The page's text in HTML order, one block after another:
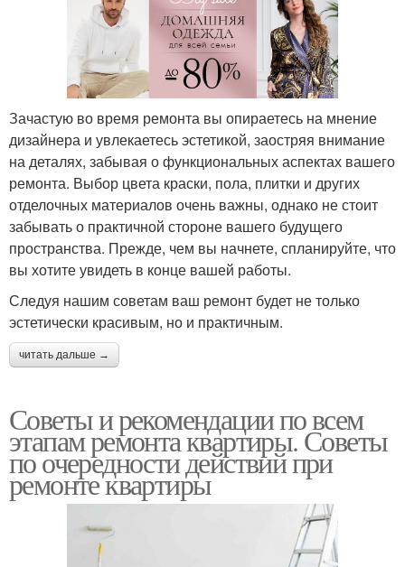
Зачастую во время ремонта вы опираетесь на мнение
дизайнера и увлекаетесь эстетикой, заостряя внимание
на деталях, забывая о функциональных аспектах вашего
ремонта. Выбор цвета краски, пола, плитки и других
отделочных материалов очень важны, однако не стоит
забывать о практичной стороне вашего будущего
пространства. Прежде, чем вы начнете, спланируйте, что
вы хотите увидеть в конце вашей работы.
Следуя нашим советам ваш ремонт будет не только
эстетически красивым, но и практичным.
читать дальше →
Советы и рекомендации по всем
этапам ремонта квартиры. Советы
по очередности действий при
ремонте квартиры